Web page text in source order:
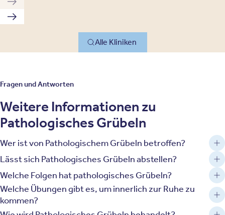
Vorherige Klinik
Nächste Klinik
Alle Kliniken
Fragen und Antworten
Weitere Informationen zu
Pathologisches Grübeln
Wer ist von Pathologischem Grübeln betroffen?
Lässt sich Pathologisches Grübeln abstellen?
Welche Folgen hat pathologisches Grübeln?
Welche Übungen gibt es, um innerlich zur Ruhe zu
kommen?